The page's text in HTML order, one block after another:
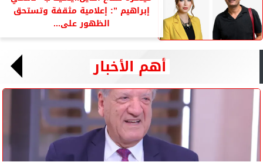
إبراهيم ”: إعلامية مثقفة وتستحق
الظهور على...
أهم الأخبار